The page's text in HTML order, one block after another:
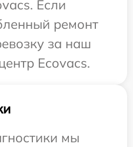
Если
ремонт
за наш
Ecovacs.
мы